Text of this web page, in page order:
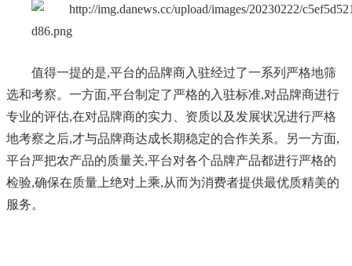
值得一提的是,平台的品牌商入驻经过了一系列严格地筛
选和考察。一方面,平台制定了严格的入驻标准,对品牌商进行
专业的评估,在对品牌商的实力、资质以及发展状况进行严格
地考察之后,才与品牌商达成长期稳定的合作关系。另一方面,
平台严把农产品的质量关,平台对各个品牌产品都进行严格的
检验,确保在质量上绝对上乘,从而为消费者提供最优质精美的
服务。